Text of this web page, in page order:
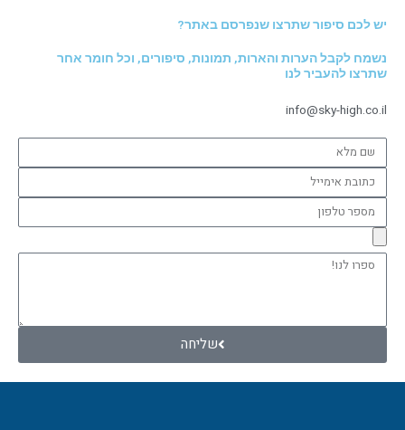
יש לכם סיפור שתרצו שנפרסם באתר?
נשמח לקבל הערות והארות, תמונות, סיפורים, וכל חומר אחר
שתרצו להעביר לנו
info@sky-high.co.il
שם
מלא
כתובת
אימייל
מספר
טלפון
ספרו
שליחה